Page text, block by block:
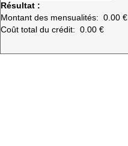
Résultat :
Montant des mensualités: 0.00 €
Coût total du crédit: 0.00 €